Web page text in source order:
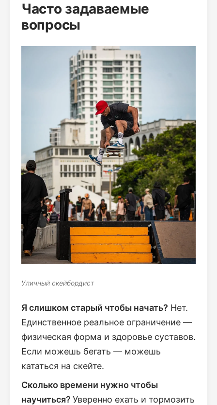
Часто задаваемые
вопросы
Уличный скейбордист
Я слишком старый чтобы начать? Нет.
Единственное реальное ограничение —
физическая форма и здоровье суставов.
Если можешь бегать — можешь
кататься на скейте.
Сколько времени нужно чтобы
научиться? Уверенно ехать и тормозить